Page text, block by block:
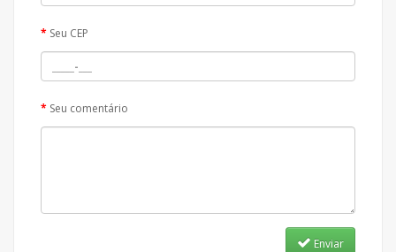
Seu CEP
Seu comentário
Enviar